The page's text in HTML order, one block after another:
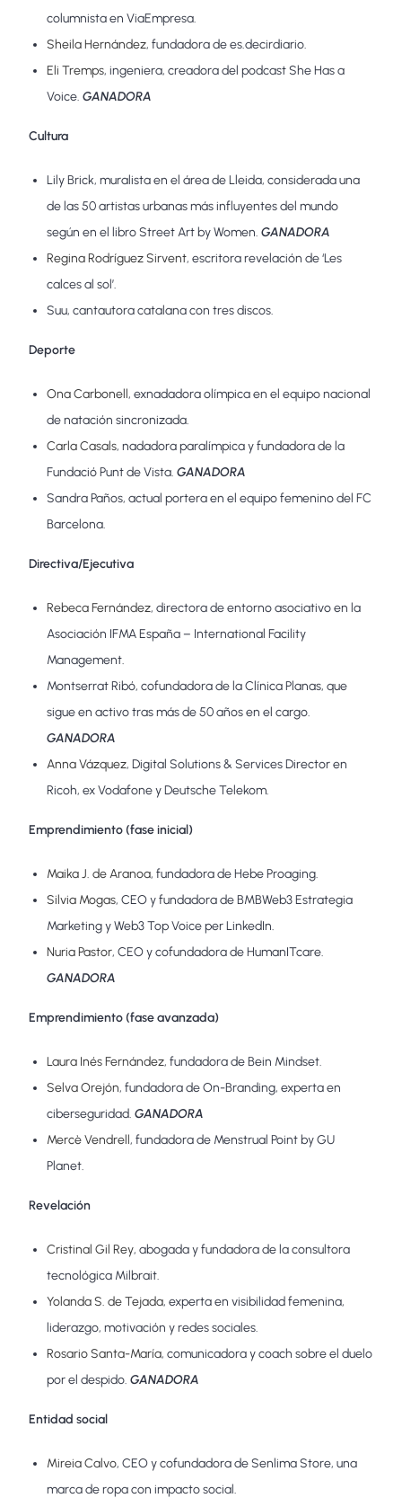
columnista en ViaEmpresa.
Sheila Hernández, fundadora de es.decirdiario.
Eli Tremps, ingeniera, creadora del podcast She Has a
Voice.GANADORA
Cultura
Lily Brick, muralista en el área de Lleida, considerada una
de las 50 artistas urbanas más influyentes del mundo
según en el libro Street Art by Women.GANADORA
Regina Rodríguez Sirvent, escritora revelación de ‘Les
calces al sol’.
Suu, cantautora catalana con tres discos.
Deporte
Ona Carbonell, exnadadora olímpica en el equipo nacional
de natación sincronizada.
Carla Casals, nadadora paralímpica y fundadora de la
Fundació Punt de Vista.GANADORA
Sandra Paños, actual portera en el equipo femenino del FC
Barcelona.
Directiva/Ejecutiva
Rebeca Fernández, directora de entorno asociativo en la
Asociación IFMA España – International Facility
Management.
Montserrat Ribó, cofundadora de la Clínica Planas, que
sigue en activo tras más de 50 años en el cargo.
GANADORA
Anna Vázquez, Digital Solutions & Services Director en
Ricoh, ex Vodafone y Deutsche Telekom.
Emprendimiento (fase inicial)
Maika J. de Aranoa, fundadora de Hebe Proaging.
Silvia Mogas, CEO y fundadora de BMBWeb3 Estrategia
Marketing y Web3 Top Voice per LinkedIn.
Nuria Pastor, CEO y cofundadora de HumanITcare.
GANADORA
Emprendimiento (fase avanzada)
Laura Inés Fernández, fundadora de Bein Mindset.
Selva Orejón, fundadora de On-Branding, experta en
ciberseguridad.GANADORA
Mercè Vendrell, fundadora de Menstrual Point by GU
Planet.
Revelación
Cristinal Gil Rey, abogada y fundadora de la consultora
tecnológica Milbrait.
Yolanda S. de Tejada, experta en visibilidad femenina,
liderazgo, motivación y redes sociales.
Rosario Santa-María, comunicadora y coach sobre el duelo
por el despido.GANADORA
Entidad social
Mireia Calvo, CEO y cofundadora de Senlima Store, una
marca de ropa con impacto social.